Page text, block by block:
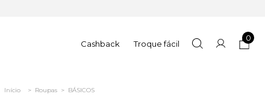
Cashback Troque fácil
0
Início > Roupas > BÁSICOS